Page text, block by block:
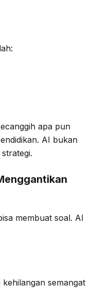
apa pun
AI bukan
membuat soal. AI
semangat